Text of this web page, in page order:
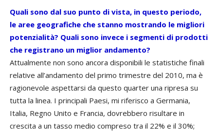
Quali sono dal suo punto di vista, in questo periodo,
le aree geografiche che stanno mostrando le migliori
potenzialità? Quali sono invece i segmenti di prodotti
che registrano un miglior andamento?
Attualmente non sono ancora disponibili le statistiche finali
relative all’andamento del primo trimestre del 2010, ma è
ragionevole aspettarsi da questo quarter una ripresa su
tutta la linea. I principali Paesi, mi riferisco a Germania,
Italia, Regno Unito e Francia, dovrebbero risultare in
crescita a un tasso medio compreso tra il 22% e il 30%;